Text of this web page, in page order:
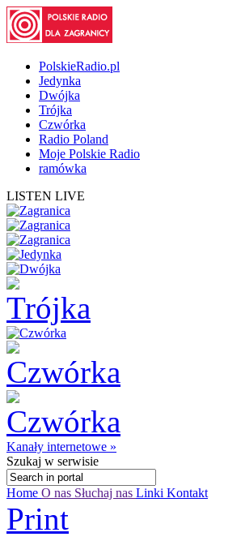
PolskieRadio.pl
Jedynka
Dwójka
Trójka
Czwórka
Radio Poland
Moje Polskie Radio
ramówka
LISTEN LIVE
Kanały internetowe »
Szukaj w serwisie
Home O nas Słuchaj nas Linki Kontakt
Print